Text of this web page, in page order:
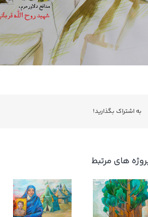
به اشتراك بگذاريد!
های مرتبط
کوچک جنگلی